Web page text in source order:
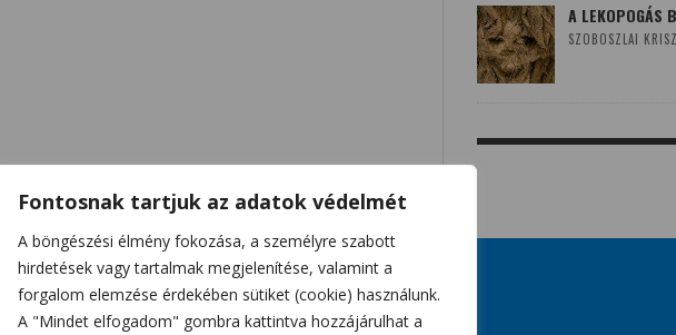
Fontosnak tartjuk az adatok védelmét
A böngészési élmény fokozása, a személyre szabott
hirdetések vagy tartalmak megjelenítése, valamint a
forgalom elemzése érdekében sütiket (cookie) használunk.
A "Mindet elfogadom" gombra kattintva hozzájárulhat a
A LEKOPOGÁS
SZOBOSZLAI